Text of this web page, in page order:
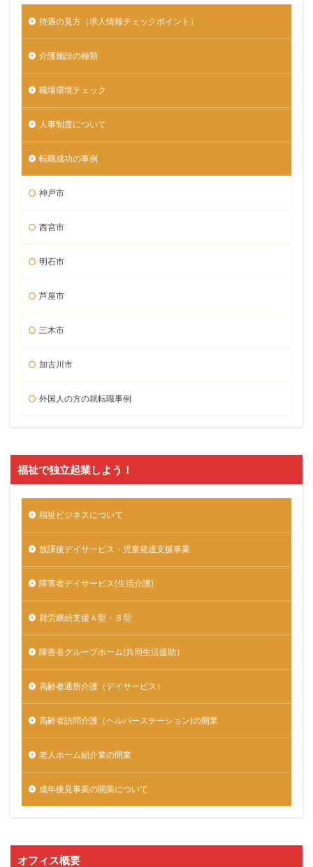
待遇の見方（求人情報チェックポイント）
介護施設の種類
職場環境チェック
人事制度について
転職成功の事例
神戸市
西宮市
明石市
芦屋市
三木市
加古川市
外国人の方の就転職事例
福祉で独立起業しよう！
福祉ビジネスについて
放課後デイサービス・児童発達支援事業
障害者デイサービス(生活介護)
就労継続支援Ａ型・Ｂ型
障害者グループホーム(共同生活援助）
高齢者通所介護（デイサービス）
高齢者訪問介護（ヘルパーステーション)の開業
老人ホーム紹介業の開業
成年後見事業の開業について
オフィス概要